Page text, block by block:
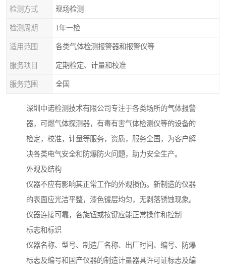
检测方式 现场检测
检测周期 1年一检
适用范围 各类气体检测报警器和报警仪等
服务项目 定期检定、计量和校准
服务范围 全国
深圳中诺检测技术有限公司专注于各类场所的气体报警
器，可燃气体探测器，有毒有害气体检测仪等的设备的
检定，校准，计量等服务，资质，服务全国，为客户解
决各类电气安全和防爆防火问题，助力安全生产。
外观及结构
仪器不应有影响其正常工作的外观损伤。新制造的仪器
的表面应光洁平整，漆色镀层均匀，无剥落锈蚀现象。
仪器连接可靠，各旋钮或按键应能正常操作和控制
标志和标识
仪器名称、型号、制造厂名称、出厂时间、编号、防爆
标志及编号和国产仪器的制造计量器具许可证标志及编